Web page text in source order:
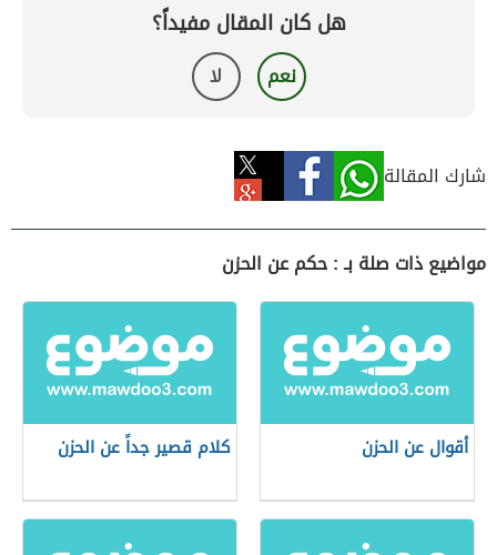
هل كان المقال مفيداً؟
نعم لا
شارك المقالة
مواضيع ذات صلة بـ : حكم عن الحزن
أقوال عن الحزن كلام قصير جداً عن الحزن